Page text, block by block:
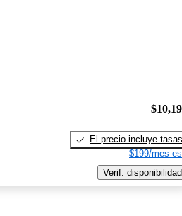
El precio incluye tasas
$199/mes
Verif. disponibilidad